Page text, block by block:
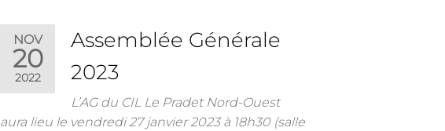
NOV
20
2022
Assemblée Générale
2023
L’AG du CIL Le Pradet Nord-Ouest
aura lieu le vendredi 27 janvier 2023 à 18h30 (salle